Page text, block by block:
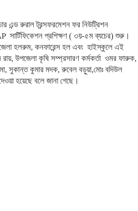
এন্ড রুরাল ট্রন্সফরমেশন ফর নিউট্রিশন
সার্টিফিকেশন প্রশিক্ষণ ( ৩য়-৫ম ব্যচের) শুরু।
হলরুম, কনফারেন্স হল এবং হাইস্কুলে এই
উপজেলা কৃষি সম্প্রসারণ কর্মকর্তা ওমর ফারুক,
সুকান্ত কুমার মদক, রুবেল বড়ুয়া,মোঃ বদিউল
হয়েছে বলে জানা গেছে।